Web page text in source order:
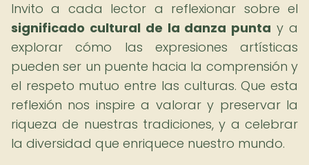
Invito a cada lector a reflexionar sobre el
significado cultural de la danza punta y a
explorar cómo las expresiones artísticas
pueden ser un puente hacia la comprensión y
el respeto mutuo entre las culturas. Que esta
reflexión nos inspire a valorar y preservar la
riqueza de nuestras tradiciones, y a celebrar
la diversidad que enriquece nuestro mundo.